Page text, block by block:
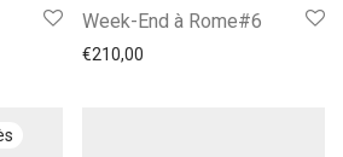
Week-End à Rome#6
€210,00